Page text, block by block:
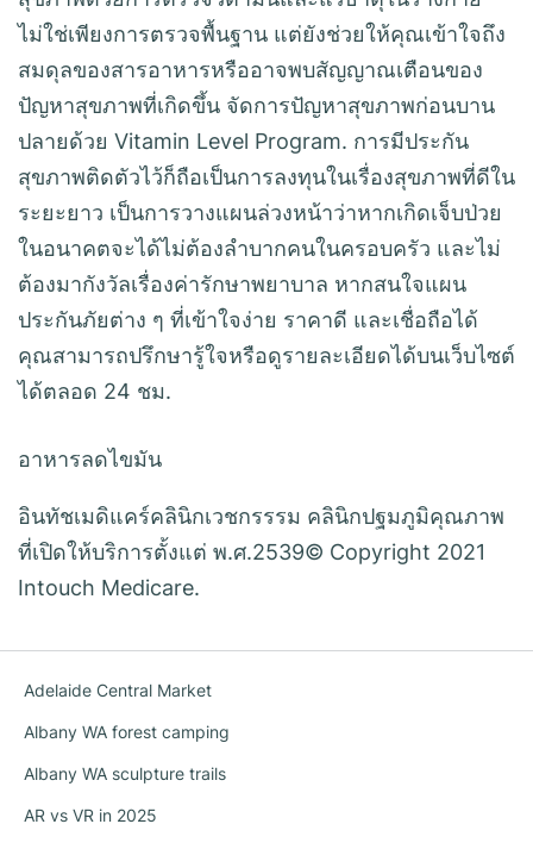
ไม่ใช่เพียงการตรวจพื้นฐาน แต่ยังช่วยให้คุณเข้าใจถึง
สมดุลของสารอาหารหรืออาจพบสัญญาณเตือนของ
ปัญหาสุขภาพที่เกิดขึ้น จัดการปัญหาสุขภาพก่อนบาน
ปลายด้วย Vitamin Level Program. การมีประกัน
สุขภาพติดตัวไว้ก็ถือเป็นการลงทุนในเรื่องสุขภาพที่ดีใน
ระยะยาว เป็นการวางแผนล่วงหน้าว่าหากเกิดเจ็บป่วย
ในอนาคตจะได้ไม่ต้องลำบากคนในครอบครัว และไม่
ต้องมากังวัลเรื่องค่ารักษาพยาบาล หากสนใจแผน
ประกันภัยต่าง ๆ ที่เข้าใจง่าย ราคาดี และเชื่อถือได้
คุณสามารถปรึกษารู้ใจหรือดูรายละเอียดได้บนเว็บไซต์
ได้ตลอด 24 ชม.
อาหารลดไขมัน
อินทัชเมดิแคร์คลินิกเวชกรรรม คลินิกปฐมภูมิคุณภาพ
ที่เปิดให้บริการตั้งแต่ พ.ศ.2539© Copyright 2021
Intouch Medicare.
Adelaide Central Market
Albany WA forest camping
Albany WA sculpture trails
AR vs VR in 2025